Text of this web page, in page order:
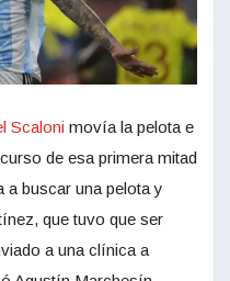
Scaloni movía la pelota e
de esa primera mitad
a buscar una pelota y
que tuvo que ser
a una clínica a